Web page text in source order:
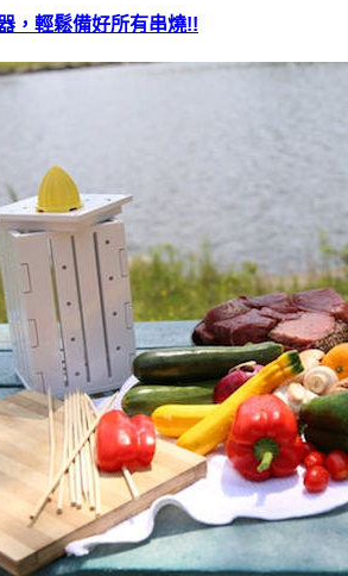
，輕鬆備好所有串燒!!